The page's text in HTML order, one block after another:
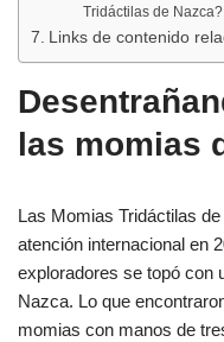
Tridáctilas de Nazca?
Links de contenido
las momias
Las Momias Tridáctilas
atención internacional en
exploradores se topó con
Nazca. Lo que
momias con manos de